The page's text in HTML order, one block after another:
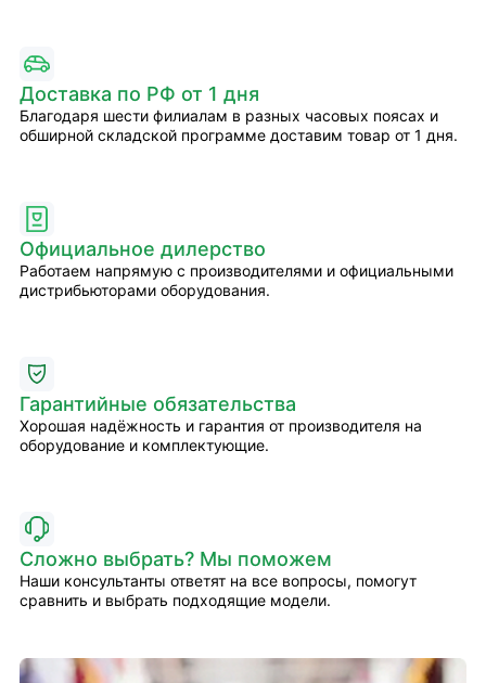
Доставка по РФ от 1 дня
Благодаря шести филиалам в разных часовых поясах и
обширной складской программе доставим товар от 1 дня.
Официальное дилерство
Работаем напрямую с производителями и официальными
дистрибьюторами оборудования.
Гарантийные обязательства
Хорошая надёжность и гарантия от производителя на
оборудование и комплектующие.
Сложно выбрать? Мы поможем
Наши консультанты ответят на все вопросы, помогут
сравнить и выбрать подходящие модели.